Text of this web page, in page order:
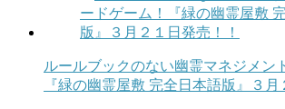
ルールブックのない幽霊マネジメン
『緑の幽霊屋敷 完全日本語版』３月